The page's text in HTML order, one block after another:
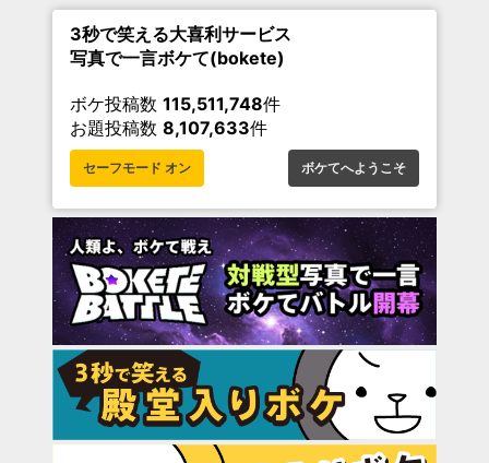
3秒で笑える大喜利サービス
写真で一言ボケて(bokete)
ボケ投稿数 115,511,748件
お題投稿数 8,107,633件
セーフモード オン ボケてへようこそ